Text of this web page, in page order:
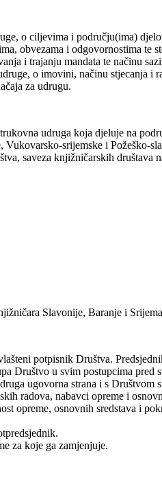
o ciljevima i području(ima)
obvezama i odgovornostima
i trajanju mandata te načinu
o imovini, načinu stjecanja
za udrugu.
udruga koja djeluje na
srijemske i Požeško-
saveza knjižničarskih društava
Slavonije, Baranje i
potpisnik Društva.
Društvo u svim postupcima
ugovorna strana i s
radova, nabavci opreme i
opreme, osnovnih sredstava i
za koje ga zamjenjuje.